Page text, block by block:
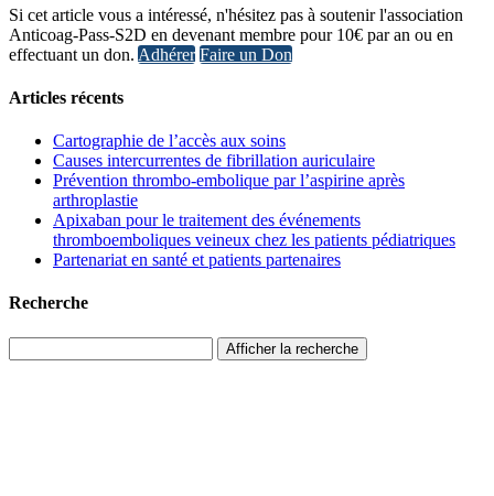
Si cet article vous a intéressé, n'hésitez pas à soutenir l'association
Anticoag-Pass-S2D en devenant membre pour 10€ par an ou en
effectuant un don. Adhérer Faire un Don
Articles récents
Cartographie de l’accès aux soins
Causes intercurrentes de fibrillation auriculaire
Prévention thrombo-embolique par l’aspirine après
arthroplastie
Apixaban pour le traitement des événements
thromboemboliques veineux chez les patients pédiatriques
Partenariat en santé et patients partenaires
Recherche
Afficher la recherche